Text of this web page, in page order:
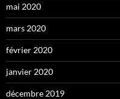
mai 2020
mars 2020
février 2020
janvier 2020
décembre 2019